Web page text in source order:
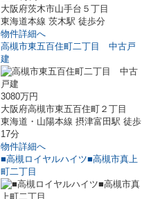
大阪府茨木市山手台５丁目
東海道本線 茨木駅 徒歩分
物件詳細へ
高槻市東五百住町二丁目 中古戸
建
3080万円
大阪府高槻市東五百住町２丁目
東海道・山陽本線 摂津富田駅 徒歩
17分
物件詳細へ
■高槻ロイヤルハイツ■高槻市真上
町二丁目